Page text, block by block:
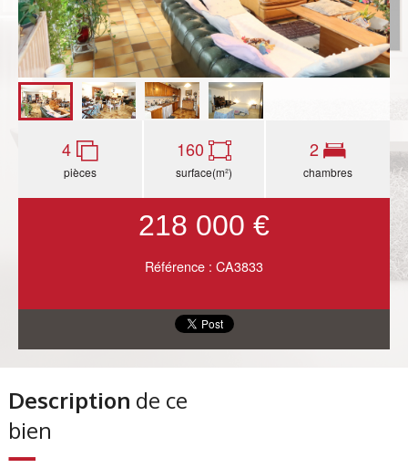
4
pièces
160
surface(m²)
2
chambres
218 000 €
Référence : CA3833
Description de ce
bien